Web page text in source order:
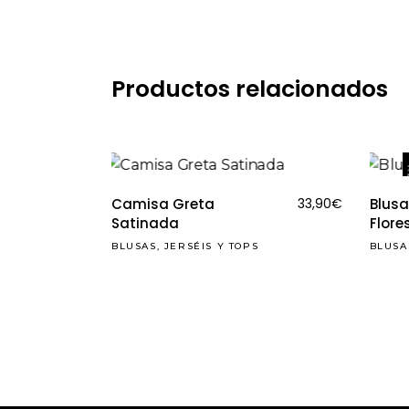
Productos relacionados
Camisa Greta
Satinada
33,90€
BLUSAS, JERSÉIS Y TOPS